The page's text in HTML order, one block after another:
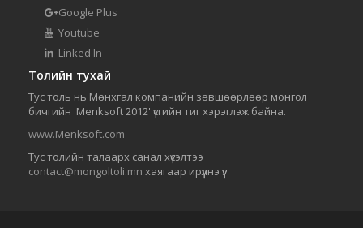
Google Plus
Youtube
Linked In
Толийн тухай
Тус толь нь Мөнхгал компанийн зөвшөөрлөөр монгол
бичгийн 'Menksoft 2012' үсгийн тиг хэрэглэж байна.
www.Menksoft.com
Тус толийн талаарх санал хүсэлтээ
contact@mongoltoli.mn хаягаар ирүүлнэ үү.